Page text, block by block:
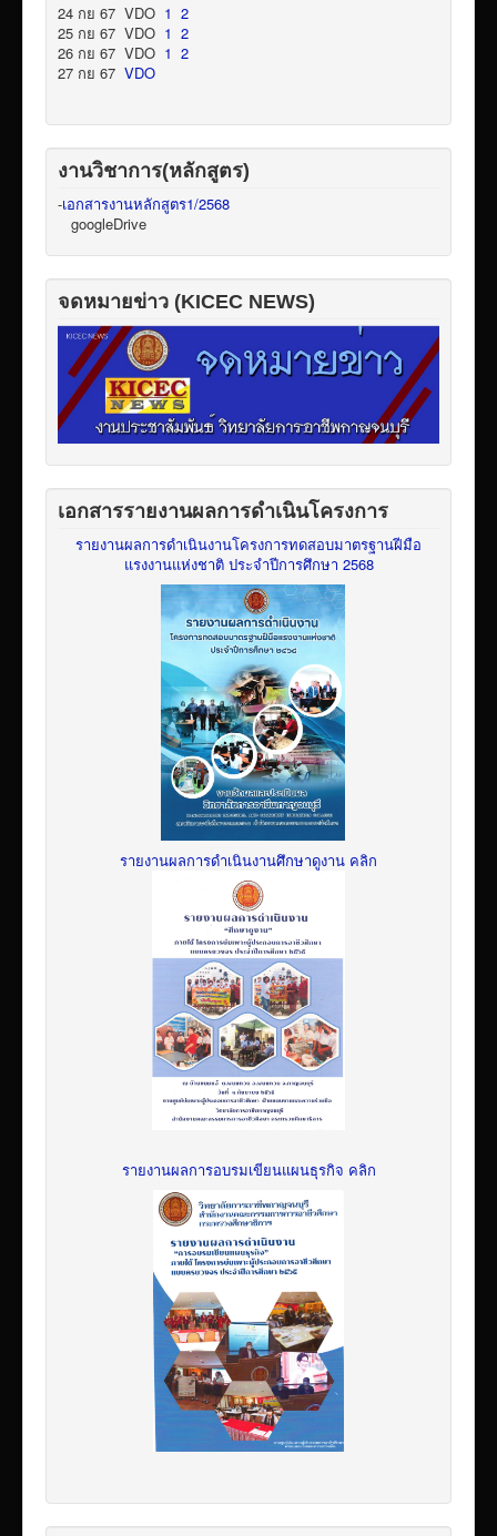
24 กย 67 VDO 1 2
25 กย 67 VDO 1 2
26 กย 67 VDO 1 2
27 กย 67 VDO
งานวิชาการ(หลักสูตร)
-เอกสารงานหลักสูตร1/2568
googleDrive
จดหมายข่าว (KICEC NEWS)
เอกสารรายงานผลการดำเนินโครงการ
รายงานผลการดำเนินงานโครงการทดสอบมาตรฐานฝีมือ
แรงงานแห่งชาติ ประจำปีการศึกษา 2568
รายงานผลการดำเนินงานศึกษาดูงาน คลิก
รายงานผลการอบรมเขียนแผนธุรกิจ คลิก